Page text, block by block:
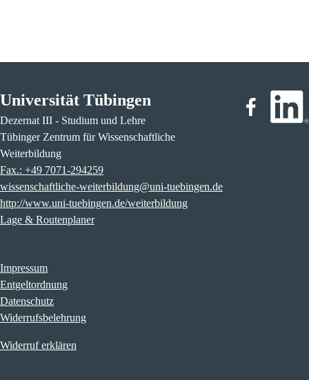
Universität Tübingen
Dezernat III - Studium und Lehre
Tübinger Zentrum für Wissenschaftliche
Weiterbildung
Fax.: +49 7071-294259
wissenschaftliche-weiterbildung@uni-tuebingen.de
http://www.uni-tuebingen.de/weiterbildung
Lage & Routenplaner
Impressum
Entgeltordnung
Datenschutz
Widerrufsbelehrung
Widerruf erklären